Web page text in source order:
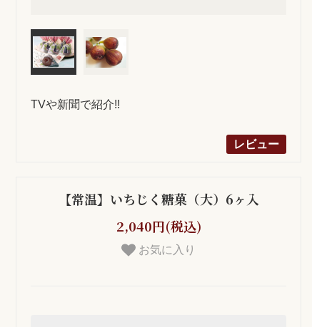
TVや新聞で紹介!!
レビュー
【常温】いちじく糖菓（大）6ヶ入
2,040円(税込)
お気に入り